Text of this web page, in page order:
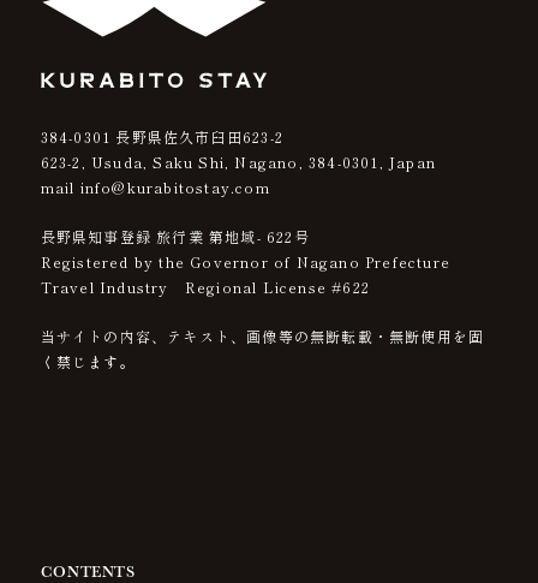
384-0301 長野県佐久市臼田623-2
623-2, Usuda, Saku Shi, Nagano, 384-0301
, Japan
mail info@kurabitostay.com
長野県知事登録 旅行業 第地域- 622号
Registered by the Governor of Nagano Prefecture
Travel Industry Regional License #622
当サイトの内容、テキスト、画像等の無断転載・無断使用を固
く禁じます。
CONTENTS